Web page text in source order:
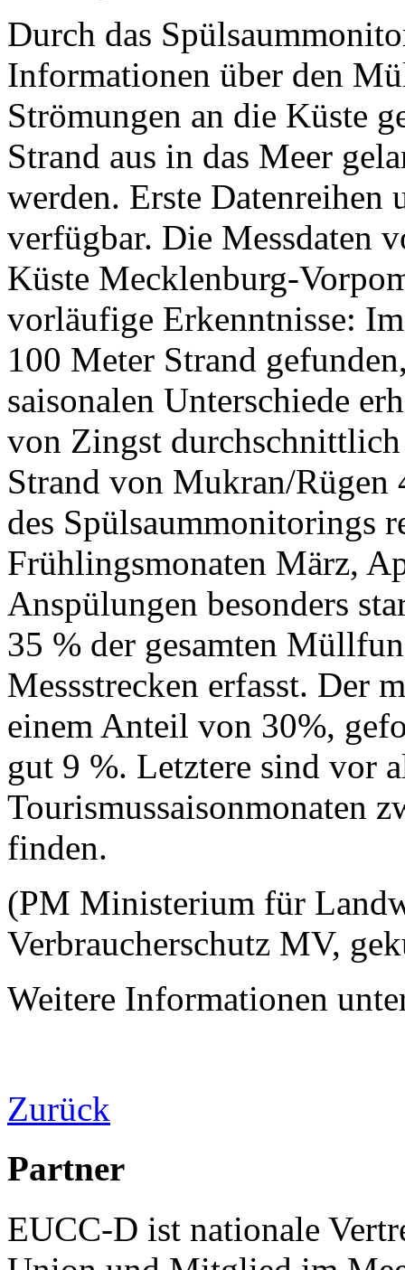
Durch das
Informationen über den
Strömungen an die Küste
Strand aus in das Meer
werden. Erste
verfügbar. Die Messdaten
Küste Mecklenburg-
vorläufige Erkenntnisse:
100 Meter Strand
saisonalen Unterschiede
von Zingst
Strand von Mukran/
des Spülsaummonitorings
Frühlingsmonaten März,
Anspülungen besonders
35 % der gesamten
Messstrecken erfasst. Der
einem Anteil von 30%,
gut 9 %. Letztere sind vor
Tourismussaisonmonaten
finden.
(PM Ministerium für
Verbraucherschutz MV,
Weitere Informationen
Zurück
Partner
EUCC-D ist nationale